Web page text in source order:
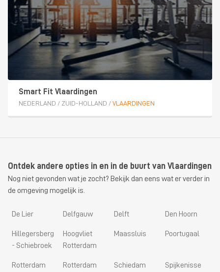
Smart Fit Vlaardingen
NEDERLAND / ZUID-HOLLAND / VLAARDINGEN
Ontdek andere opties in en in de buurt van Vlaardingen
Nog niet gevonden wat je zocht? Bekijk dan eens wat er verder in
de omgeving mogelijk is.
De Lier Delfgauw Delft Den Hoorn
Hillegersberg
- Schiebroek
Hoogvliet
Rotterdam
Maassluis Poortugaal
Rotterdam
Rotterdam
Schiedam Spijkenisse